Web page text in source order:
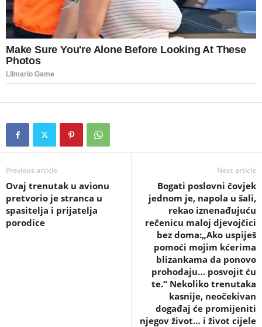
Previous article
Ovaj trenutak u avionu
pretvorio je stranca u
spasitelja i prijatelja
porodice
Next article
Bogati poslovni čovjek
jednom je, napola u šali,
rekao iznenađujuću
rečenicu maloj djevojčici
bez doma:„Ako uspiješ
pomoći mojim kćerima
blizankama da ponovo
prohodaju… posvojit ću
te.“ Nekoliko trenutaka
kasnije, neočekivan
događaj će promijeniti
njegov život… i život cijele